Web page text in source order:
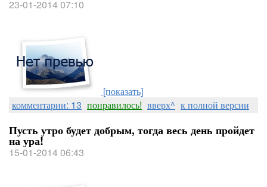
23-01-2014 07:10
[показать]
комментарии: 13 понравилось! вверх^ к полной версии
Пусть утро будет добрым, тогда весь день пройдет
на ура!
15-01-2014 06:43